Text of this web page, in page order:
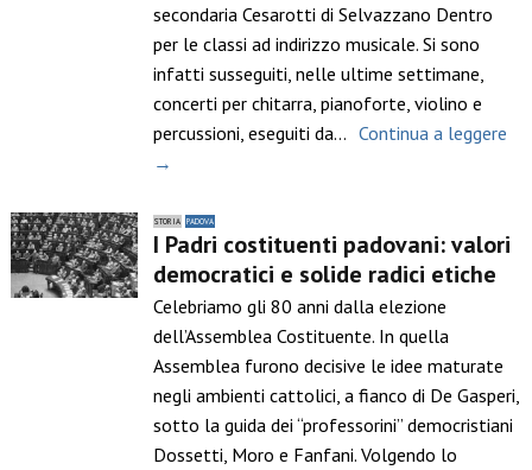
secondaria Cesarotti di Selvazzano Dentro
per le classi ad indirizzo musicale. Si sono
infatti susseguiti, nelle ultime settimane,
concerti per chitarra, pianoforte, violino e
percussioni, eseguiti da… Continua a leggere
→
STORIA PADOVA
I Padri costituenti padovani: valori
democratici e solide radici etiche
Celebriamo gli 80 anni dalla elezione
dell’Assemblea Costituente. In quella
Assemblea furono decisive le idee maturate
negli ambienti cattolici, a fianco di De Gasperi,
sotto la guida dei “professorini” democristiani
Dossetti, Moro e Fanfani. Volgendo lo